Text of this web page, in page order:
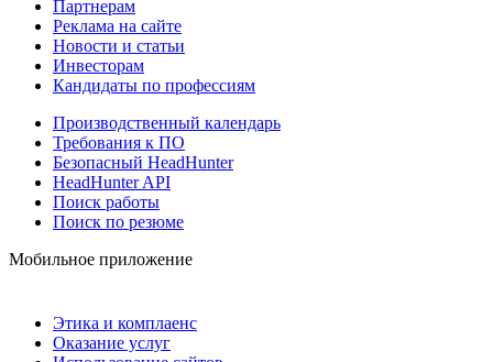
Партнерам
Реклама на сайте
Новости и статьи
Инвесторам
Кандидаты по профессиям
Производственный календарь
Требования к ПО
Безопасный HeadHunter
HeadHunter API
Поиск работы
Поиск по резюме
Мобильное приложение
Этика и комплаенс
Оказание услуг